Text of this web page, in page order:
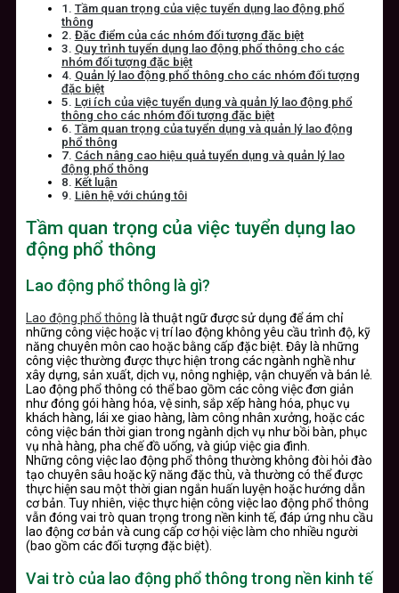
Tầm quan trọng của việc tuyển dụng lao động phổ
thông
Đặc điểm của các nhóm đối tượng đặc biệt
Quy trình tuyển dụng lao động phổ thông cho các
nhóm đối tượng đặc biệt
Quản lý lao động phổ thông cho các nhóm đối tượng
đặc biệt
Lợi ích của việc tuyển dụng và quản lý lao động phổ
thông cho các nhóm đối tượng đặc biệt
Tầm quan trọng của tuyển dụng và quản lý lao động
phổ thông
Cách nâng cao hiệu quả tuyển dụng và quản lý lao
động phổ thông
Kết luận
Liên hệ với chúng tôi
Tầm quan trọng của việc tuyển dụng lao
động phổ thông
Lao động phổ thông là gì?
Lao động phổ thông là thuật ngữ được sử dụng để ám chỉ
những công việc hoặc vị trí lao động không yêu cầu trình độ, kỹ
năng chuyên môn cao hoặc bằng cấp đặc biệt. Đây là những
công việc thường được thực hiện trong các ngành nghề như
xây dựng, sản xuất, dịch vụ, nông nghiệp, vận chuyển và bán lẻ.
Lao động phổ thông có thể bao gồm các công việc đơn giản
như đóng gói hàng hóa, vệ sinh, sắp xếp hàng hóa, phục vụ
khách hàng, lái xe giao hàng, làm công nhân xưởng, hoặc các
công việc bán thời gian trong ngành dịch vụ như bồi bàn, phục
vụ nhà hàng, pha chế đồ uống, và giúp việc gia đình.
Những công việc lao động phổ thông thường không đòi hỏi đào
tạo chuyên sâu hoặc kỹ năng đặc thù, và thường có thể được
thực hiện sau một thời gian ngắn huấn luyện hoặc hướng dẫn
cơ bản. Tuy nhiên, việc thực hiện công việc lao động phổ thông
vẫn đóng vai trò quan trọng trong nền kinh tế, đáp ứng nhu cầu
lao động cơ bản và cung cấp cơ hội việc làm cho nhiều người
(bao gồm các đối tượng đặc biệt).
Vai trò của lao động phổ thông trong nền kinh tế